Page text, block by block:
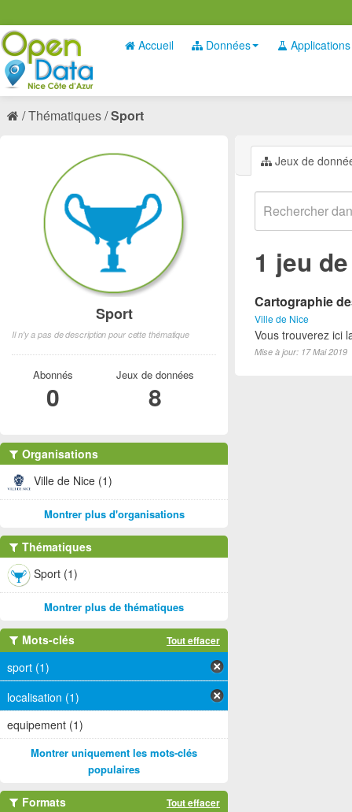
Accueil Données Applications
Thématiques Sport
Jeux de
1 jeu
Cartographie
Ville de Nice
Vous trouverez ici
Mise à jour: 17 Mai 2019
Sport
Il n'y a pas de description pour cette thématique
Abonnés
0
Jeux de données
8
Organisations
Ville de Nice (1)
Montrer plus d'organisations
Thématiques
Sport (1)
Montrer plus de thématiques
Mots-clés Tout effacer
sport (1)
localisation (1)
equipement (1)
Montrer uniquement les mots-clés
populaires
Formats Tout effacer